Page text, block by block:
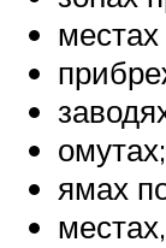
омутах;
ямах